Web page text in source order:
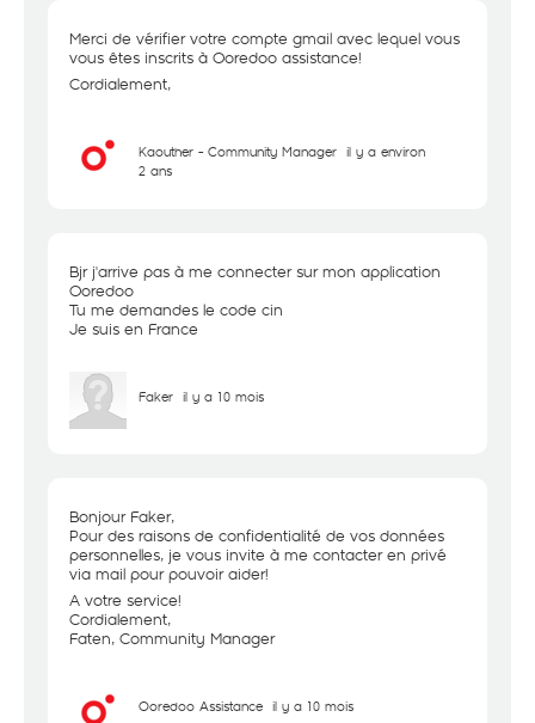
Merci de vérifier votre compte gmail avec lequel vous
vous êtes inscrits à Ooredoo assistance!
Cordialement,
Kaouther - Community Manager il y a environ
2 ans
Bjr j'arrive pas à me connecter sur mon application
Ooredoo
Tu me demandes le code cin
Je suis en France
Faker il y a 10 mois
Bonjour Faker,
Pour des raisons de confidentialité de vos données
personnelles, je vous invite à me contacter en privé
via mail pour pouvoir aider!
A votre service!
Cordialement,
Faten, Community Manager
Ooredoo Assistance il y a 10 mois